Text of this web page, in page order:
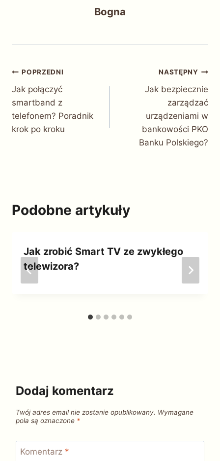
Bogna
Nawigacja
wpisu
POPRZEDNI
Jak połączyć
smartband z
telefonem? Poradnik
krok po kroku
NASTĘPNY
Jak bezpiecznie
zarządzać
urządzeniami w
bankowości PKO
Banku Polskiego?
Podobne artykuły
Jak zrobić Smart TV ze zwykłego
telewizora?
Dodaj komentarz
Twój adres email nie zostanie opublikowany. Wymagane
pola są oznaczone *
Komentarz *